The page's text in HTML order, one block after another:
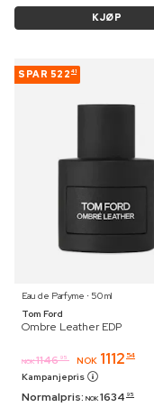
KJØP
SPAR 522 41
Eau de Parfyme ⋅ 50 ml
Tom Ford
Ombre Leather EDP
NOK 1146 95 NOK 1112 54
Kampanjepris
Normalpris: NOK 1634 95